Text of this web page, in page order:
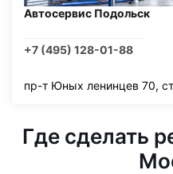
Автосервис Подольск
+7 (495) 128-01-88
пр-т Юных ленинцев 70,
Где сделать